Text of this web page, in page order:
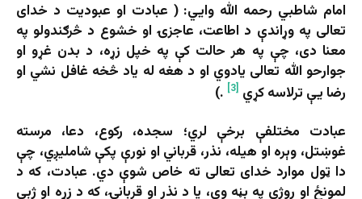
امام شاطبي رحمه الله وايي: ( عبادت او عبودیت د خدای
تعالی په وړاندې د اطاعت، عاجزۍ او خشوع د څرګندولو په
معنا دی، چې په هر حالت کې په خپل زړه، د بدن غړو او
جوارحو الله تعالی یادوي او د هغه له یاد څخه غافل نشي او
رضا یې ترلاسه کړي [3]
.)
عبادت مختلفې برخې لري؛ سجده، رکوع، دعا، مرسته
غوښتل، وېره او هیله، نذر، قرباني او نورې پکې شاملیږي، چې
دا ټول موارد خدای تعالی ته خاص شوې دي. عبادت، که د
لمونځ او روژې په بڼه وي، یا د نذر او قربانۍ، که د زړه او ژبې